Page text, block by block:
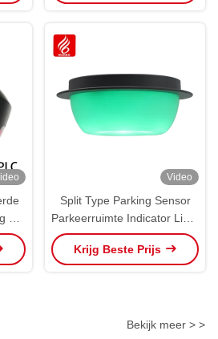
All
Video
Split Type Parking Sensor
Parkeerruimte Indicator Light
RGB LED Detector PGS
Krijg Beste Prijs
Bekijk meer > >